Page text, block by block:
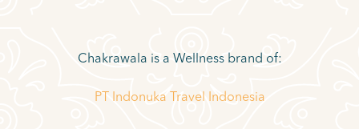
Chakrawala is a Wellness brand of:
PT Indonuka Travel Indonesia